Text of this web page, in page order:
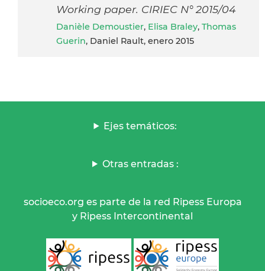
Working paper. CIRIEC N° 2015/04
Danièle Demoustier, Elisa Braley, Thomas
Guerin, Daniel Rault, enero 2015
Ejes temáticos:
Otras entradas :
socioeco.org es parte de la red Ripess Europa
y Ripess Intercontinental